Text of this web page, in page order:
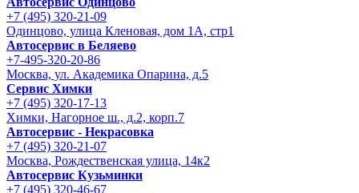
+7 (495) 320-21-09
Одинцово, улица Кленовая, дом 1А, стр1
Автосервис в Беляево
+7-495-320-20-86
Москва, ул. Академика Опарина, д.5
Сервис Химки
+7 (495) 320-17-13
Химки, Нагорное ш., д.2, корп.7
Автосервис - Некрасовка
+7 (495) 320-21-07
Москва, Рождественская улица, 14к2
Автосервис Кузьминки
+7 (495) 320-46-67